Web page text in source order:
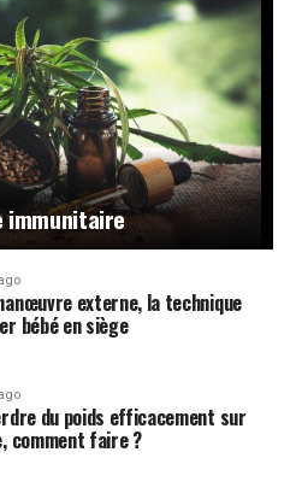
immunitaire
externe, la technique
bébé en siège
du poids efficacement sur
comment faire ?